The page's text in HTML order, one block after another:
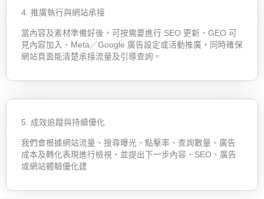
4. 推廣執行與網站承接
當內容及素材準備好後，可按需要進行 SEO 更新、GEO 可
見內容加入、Meta／Google 廣告設定或活動推廣，同時確保
網站頁面能清楚承接流量及引導查詢。
5. 成效追蹤與持續優化
我們會根據網站流量、搜尋曝光、點擊率、查詢數量、廣告
成本及轉化表現進行檢視，並提出下一步內容、SEO、廣告
或網站體驗優化建